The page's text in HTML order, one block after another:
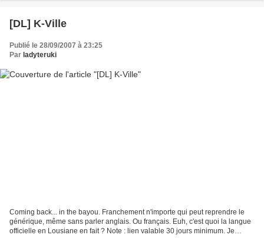
[DL] K-Ville
Publié le 28/09/2007 à 23:25
Par ladyteruki
Coming back... in the bayou. Franchement n'importe qui peut reprendre le
générique, même sans parler anglais. Ou français. Euh, c'est quoi la langue
officielle en Lousiane en fait ? Note : lien valable 30 jours minimum. Je